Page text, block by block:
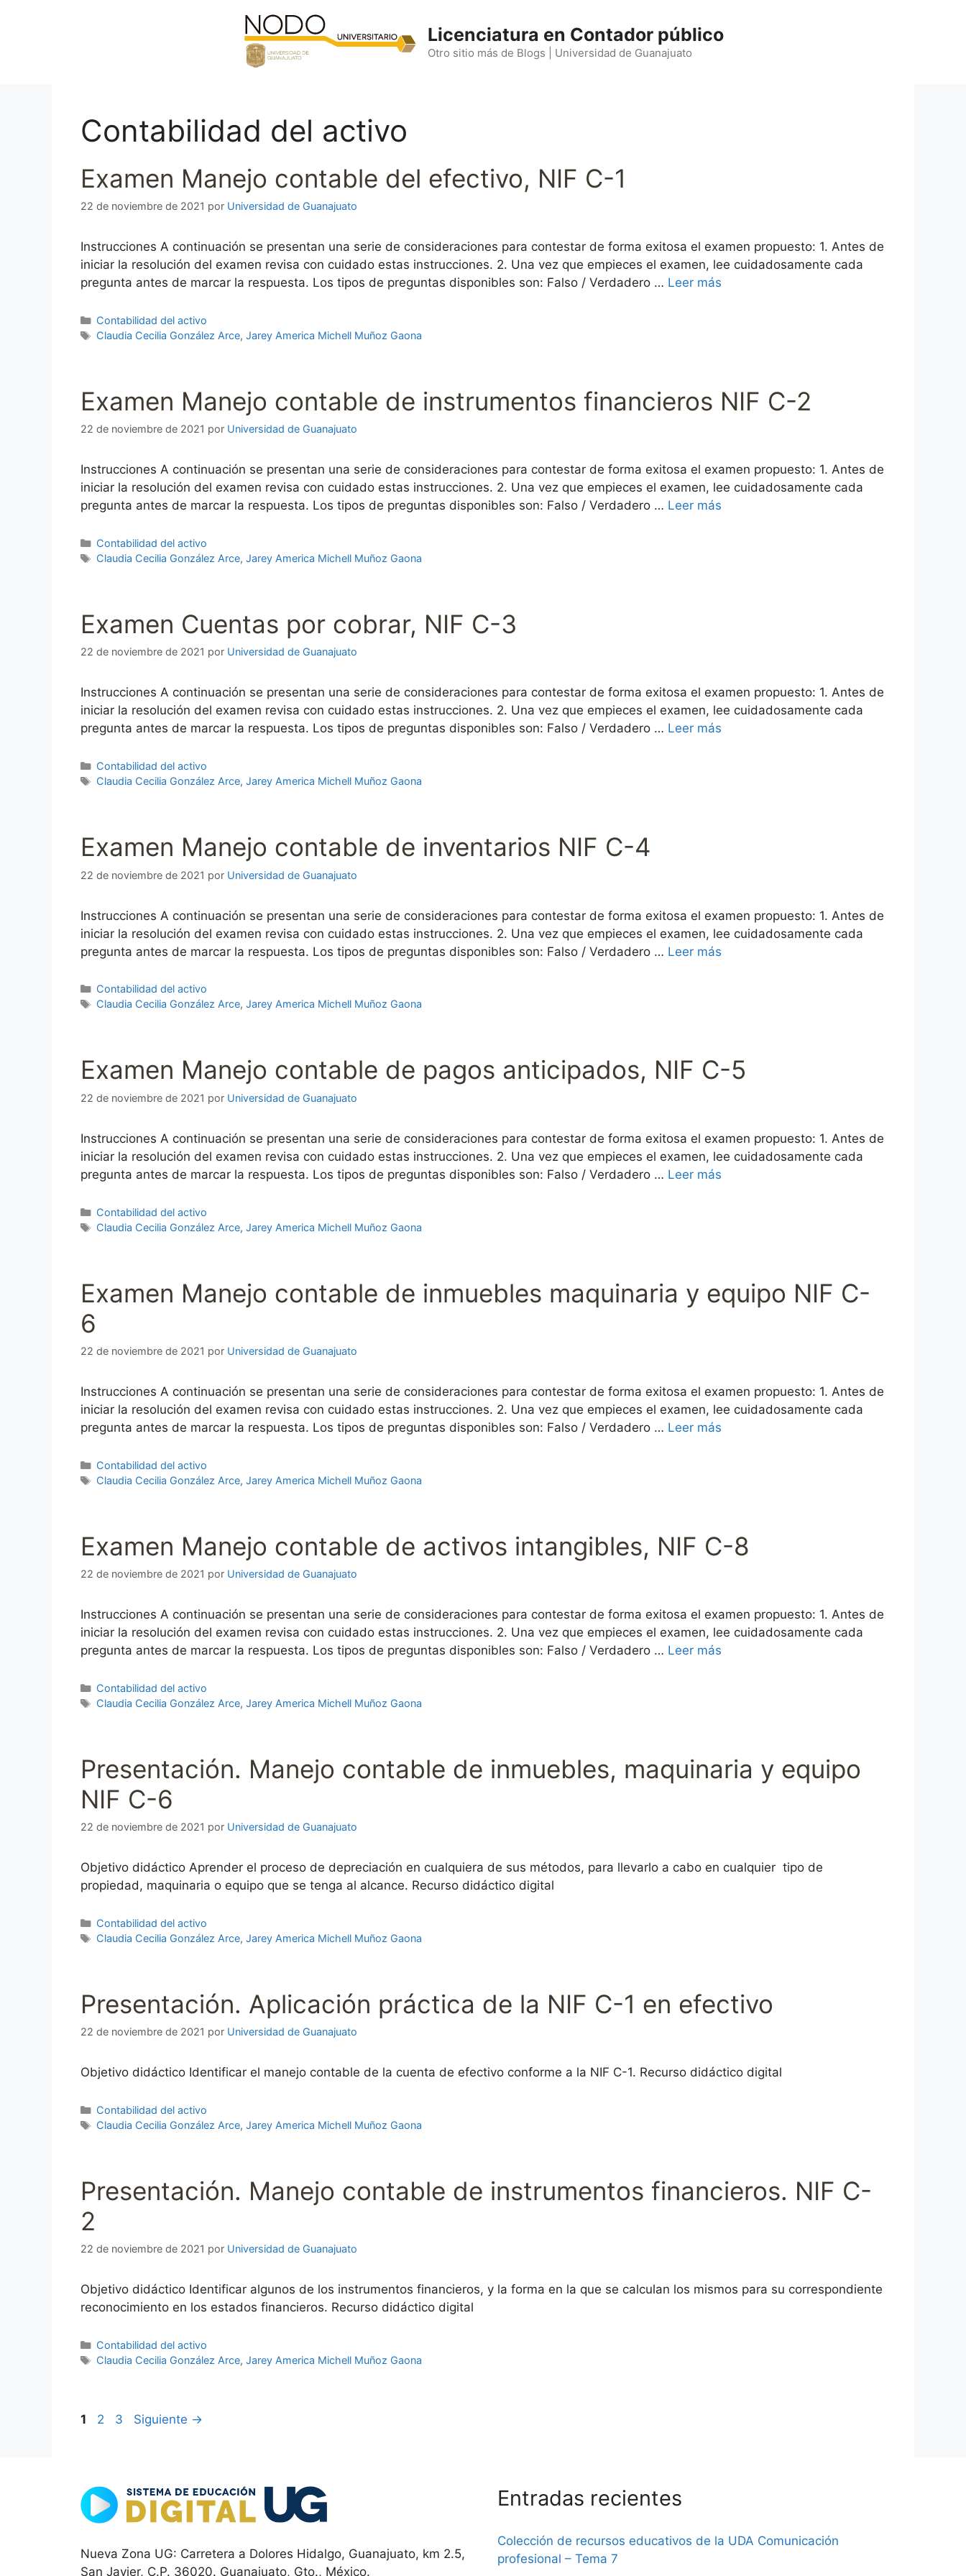
Licenciatura en Contador público
Otro sitio más de Blogs | Universidad de Guanajuato
Contabilidad del activo
Examen Manejo contable del efectivo, NIF C-1
22 de noviembre de 2021 por Universidad de Guanajuato
Instrucciones A continuación se presentan una serie de consideraciones para contestar de forma exitosa el examen propuesto: 1. Antes de
iniciar la resolución del examen revisa con cuidado estas instrucciones. 2. Una vez que empieces el examen, lee cuidadosamente cada
pregunta antes de marcar la respuesta. Los tipos de preguntas disponibles son: Falso / Verdadero … Leer más
Categorías
Contabilidad del activo
Etiquetas
Claudia Cecilia González Arce, Jarey America Michell Muñoz Gaona
Examen Manejo contable de instrumentos financieros NIF C-2
22 de noviembre de 2021 por Universidad de Guanajuato
Instrucciones A continuación se presentan una serie de consideraciones para contestar de forma exitosa el examen propuesto: 1. Antes de
iniciar la resolución del examen revisa con cuidado estas instrucciones. 2. Una vez que empieces el examen, lee cuidadosamente cada
pregunta antes de marcar la respuesta. Los tipos de preguntas disponibles son: Falso / Verdadero … Leer más
Categorías
Contabilidad del activo
Etiquetas
Claudia Cecilia González Arce, Jarey America Michell Muñoz Gaona
Examen Cuentas por cobrar, NIF C-3
22 de noviembre de 2021 por Universidad de Guanajuato
Instrucciones A continuación se presentan una serie de consideraciones para contestar de forma exitosa el examen propuesto: 1. Antes de
iniciar la resolución del examen revisa con cuidado estas instrucciones. 2. Una vez que empieces el examen, lee cuidadosamente cada
pregunta antes de marcar la respuesta. Los tipos de preguntas disponibles son: Falso / Verdadero … Leer más
Categorías
Contabilidad del activo
Etiquetas
Claudia Cecilia González Arce, Jarey America Michell Muñoz Gaona
Examen Manejo contable de inventarios NIF C-4
22 de noviembre de 2021 por Universidad de Guanajuato
Instrucciones A continuación se presentan una serie de consideraciones para contestar de forma exitosa el examen propuesto: 1. Antes de
iniciar la resolución del examen revisa con cuidado estas instrucciones. 2. Una vez que empieces el examen, lee cuidadosamente cada
pregunta antes de marcar la respuesta. Los tipos de preguntas disponibles son: Falso / Verdadero … Leer más
Categorías
Contabilidad del activo
Etiquetas
Claudia Cecilia González Arce, Jarey America Michell Muñoz Gaona
Examen Manejo contable de pagos anticipados, NIF C-5
22 de noviembre de 2021 por Universidad de Guanajuato
Instrucciones A continuación se presentan una serie de consideraciones para contestar de forma exitosa el examen propuesto: 1. Antes de
iniciar la resolución del examen revisa con cuidado estas instrucciones. 2. Una vez que empieces el examen, lee cuidadosamente cada
pregunta antes de marcar la respuesta. Los tipos de preguntas disponibles son: Falso / Verdadero … Leer más
Categorías
Contabilidad del activo
Etiquetas
Claudia Cecilia González Arce, Jarey America Michell Muñoz Gaona
Examen Manejo contable de inmuebles maquinaria y equipo NIF C-
6
22 de noviembre de 2021 por Universidad de Guanajuato
Instrucciones A continuación se presentan una serie de consideraciones para contestar de forma exitosa el examen propuesto: 1. Antes de
iniciar la resolución del examen revisa con cuidado estas instrucciones. 2. Una vez que empieces el examen, lee cuidadosamente cada
pregunta antes de marcar la respuesta. Los tipos de preguntas disponibles son: Falso / Verdadero … Leer más
Categorías
Contabilidad del activo
Etiquetas
Claudia Cecilia González Arce, Jarey America Michell Muñoz Gaona
Examen Manejo contable de activos intangibles, NIF C-8
22 de noviembre de 2021 por Universidad de Guanajuato
Instrucciones A continuación se presentan una serie de consideraciones para contestar de forma exitosa el examen propuesto: 1. Antes de
iniciar la resolución del examen revisa con cuidado estas instrucciones. 2. Una vez que empieces el examen, lee cuidadosamente cada
pregunta antes de marcar la respuesta. Los tipos de preguntas disponibles son: Falso / Verdadero … Leer más
Categorías
Contabilidad del activo
Etiquetas
Claudia Cecilia González Arce, Jarey America Michell Muñoz Gaona
Presentación. Manejo contable de inmuebles, maquinaria y equipo
NIF C-6
22 de noviembre de 2021 por Universidad de Guanajuato
Objetivo didáctico Aprender el proceso de depreciación en cualquiera de sus métodos, para llevarlo a cabo en cualquier tipo de
propiedad, maquinaria o equipo que se tenga al alcance. Recurso didáctico digital
Categorías
Contabilidad del activo
Etiquetas
Claudia Cecilia González Arce, Jarey America Michell Muñoz Gaona
Presentación. Aplicación práctica de la NIF C-1 en efectivo
22 de noviembre de 2021 por Universidad de Guanajuato
Objetivo didáctico Identificar el manejo contable de la cuenta de efectivo conforme a la NIF C-1. Recurso didáctico digital
Categorías
Contabilidad del activo
Etiquetas
Claudia Cecilia González Arce, Jarey America Michell Muñoz Gaona
Presentación. Manejo contable de instrumentos financieros. NIF C-
2
22 de noviembre de 2021 por Universidad de Guanajuato
Objetivo didáctico Identificar algunos de los instrumentos financieros, y la forma en la que se calculan los mismos para su correspondiente
reconocimiento en los estados financieros. Recurso didáctico digital
Categorías
Contabilidad del activo
Etiquetas
Claudia Cecilia González Arce, Jarey America Michell Muñoz Gaona
Página
1 Página
2 Página
3 Siguiente →
Nueva Zona UG: Carretera a Dolores Hidalgo, Guanajuato, km 2.5,
San Javier, C.P. 36020. Guanajuato, Gto., México.
Entradas recientes
Colección de recursos educativos de la UDA Comunicación
profesional – Tema 7